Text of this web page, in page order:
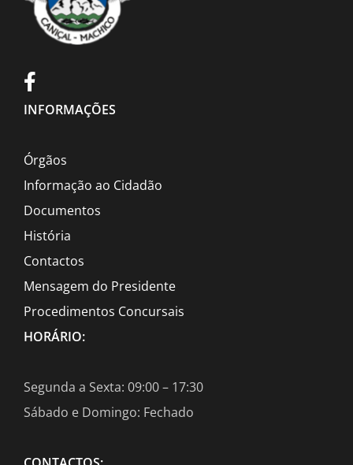
INFORMAÇÕES
Órgãos
Informação ao Cidadão
Documentos
História
Contactos
Mensagem do Presidente
Procedimentos Concursais
HORÁRIO:
Segunda a Sexta: 09:00 – 17:30
Sábado e Domingo: Fechado